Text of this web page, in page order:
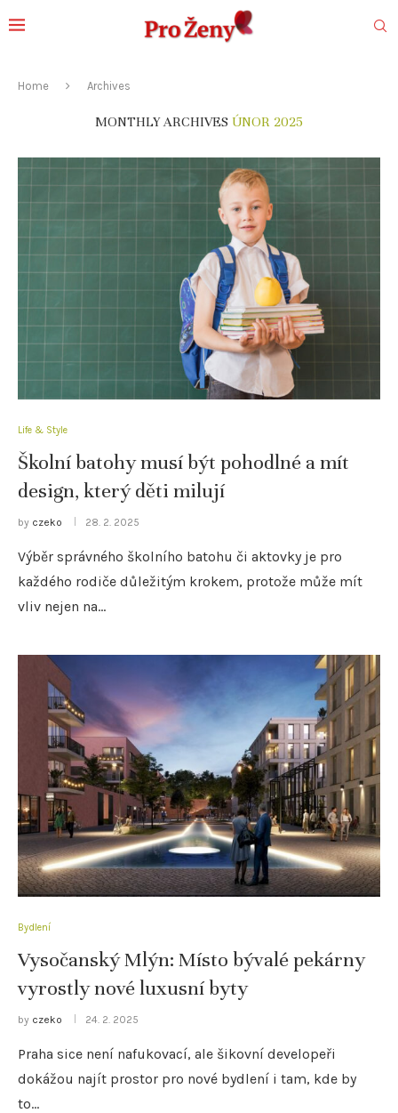
Home Archives
MONTHLY ARCHIVES ÚNOR 2025
Life & Style
Školní batohy musí být pohodlné a mít
design, který děti milují
by czeko 28. 2. 2025
Výběr správného školního batohu či aktovky je pro
každého rodiče důležitým krokem, protože může mít
vliv nejen na…
Bydlení
Vysočanský Mlýn: Místo bývalé pekárny
vyrostly nové luxusní byty
by czeko 24. 2. 2025
Praha sice není nafukovací, ale šikovní developeři
dokážou najít prostor pro nové bydlení i tam, kde by
to…